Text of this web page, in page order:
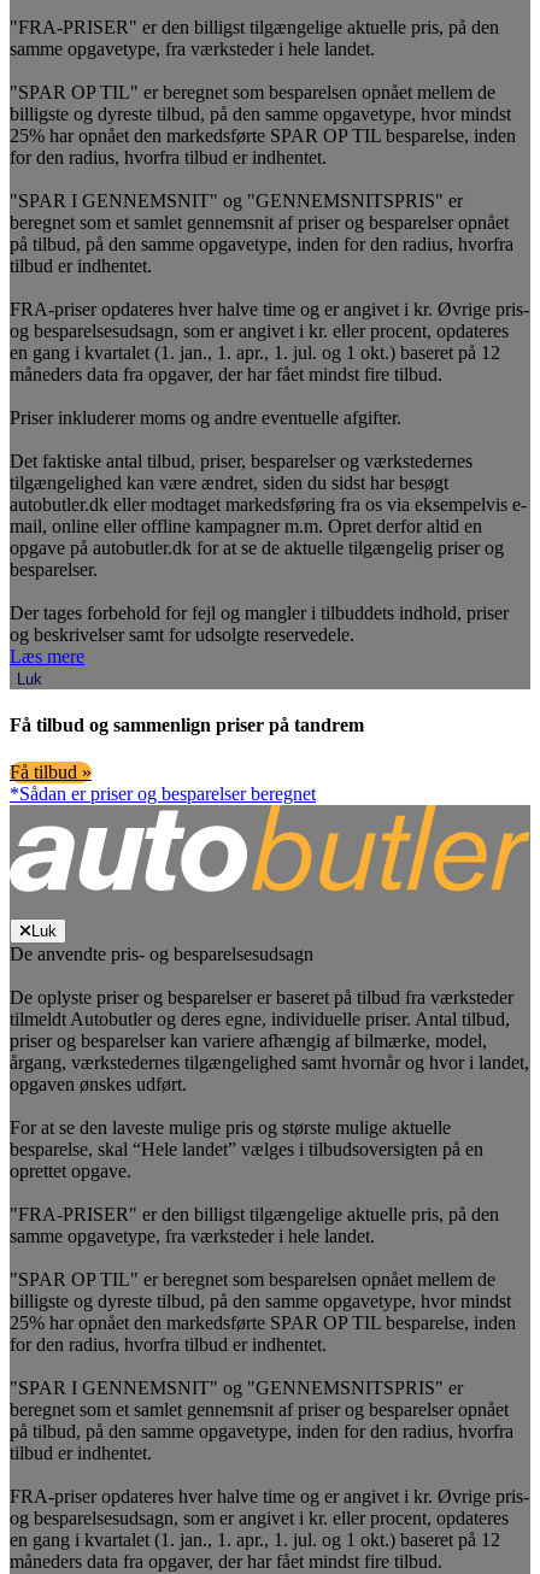
"FRA-PRISER" er den billigst tilgængelige aktuelle pris, på den
samme opgavetype, fra værksteder i hele landet.
"SPAR OP TIL" er beregnet som besparelsen opnået mellem de
billigste og dyreste tilbud, på den samme opgavetype, hvor mindst
25% har opnået den markedsførte SPAR OP TIL besparelse, inden
for den radius, hvorfra tilbud er indhentet.
"SPAR I GENNEMSNIT" og "GENNEMSNITSPRIS" er
beregnet som et samlet gennemsnit af priser og besparelser opnået
på tilbud, på den samme opgavetype, inden for den radius, hvorfra
tilbud er indhentet.
FRA-priser opdateres hver halve time og er angivet i kr. Øvrige pris-
og besparelsesudsagn, som er angivet i kr. eller procent, opdateres
en gang i kvartalet (1. jan., 1. apr., 1. jul. og 1 okt.) baseret på 12
måneders data fra opgaver, der har fået mindst fire tilbud.
Priser inkluderer moms og andre eventuelle afgifter.
Det faktiske antal tilbud, priser, besparelser og værkstedernes
tilgængelighed kan være ændret, siden du sidst har besøgt
autobutler.dk eller modtaget markedsføring fra os via eksempelvis e-
mail, online eller offline kampagner m.m. Opret derfor altid en
opgave på autobutler.dk for at se de aktuelle tilgængelig priser og
besparelser.
Der tages forbehold for fejl og mangler i tilbuddets indhold, priser
og beskrivelser samt for udsolgte reservedele.
Læs mere
Luk
Få tilbud og sammenlign priser på tandrem
Få tilbud »
*Sådan er priser og besparelser beregnet
Luk
De anvendte pris- og besparelsesudsagn
De oplyste priser og besparelser er baseret på tilbud fra værksteder
tilmeldt Autobutler og deres egne, individuelle priser. Antal tilbud,
priser og besparelser kan variere afhængig af bilmærke, model,
årgang, værkstedernes tilgængelighed samt hvornår og hvor i landet,
opgaven ønskes udført.
For at se den laveste mulige pris og største mulige aktuelle
besparelse, skal “Hele landet” vælges i tilbudsoversigten på en
oprettet opgave.
"FRA-PRISER" er den billigst tilgængelige aktuelle pris, på den
samme opgavetype, fra værksteder i hele landet.
"SPAR OP TIL" er beregnet som besparelsen opnået mellem de
billigste og dyreste tilbud, på den samme opgavetype, hvor mindst
25% har opnået den markedsførte SPAR OP TIL besparelse, inden
for den radius, hvorfra tilbud er indhentet.
"SPAR I GENNEMSNIT" og "GENNEMSNITSPRIS" er
beregnet som et samlet gennemsnit af priser og besparelser opnået
på tilbud, på den samme opgavetype, inden for den radius, hvorfra
tilbud er indhentet.
FRA-priser opdateres hver halve time og er angivet i kr. Øvrige pris-
og besparelsesudsagn, som er angivet i kr. eller procent, opdateres
en gang i kvartalet (1. jan., 1. apr., 1. jul. og 1 okt.) baseret på 12
måneders data fra opgaver, der har fået mindst fire tilbud.